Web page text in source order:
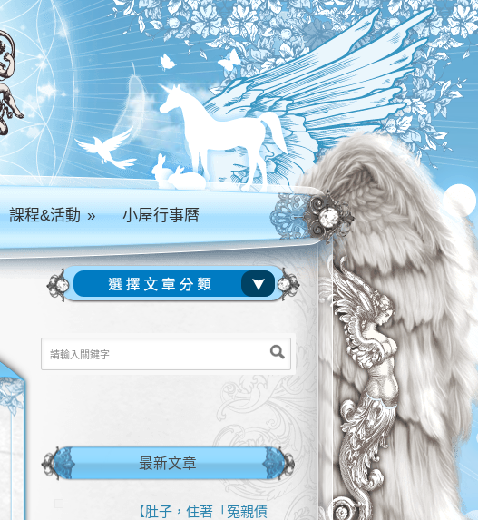
課程&活動» 小屋行事曆
最新文章
【肚子，住著「冤親債